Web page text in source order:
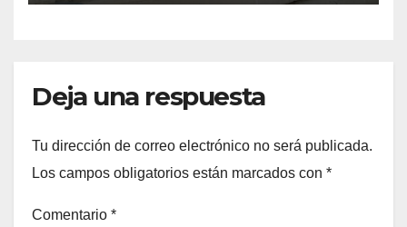
Deja una respuesta
Tu dirección de correo electrónico no será publicada.
Los campos obligatorios están marcados con *
Comentario *